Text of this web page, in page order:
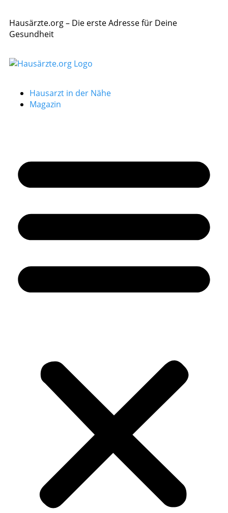
Hausärzte.org – Die erste Adresse für Deine
Gesundheit
Hausarzt in der Nähe
Magazin